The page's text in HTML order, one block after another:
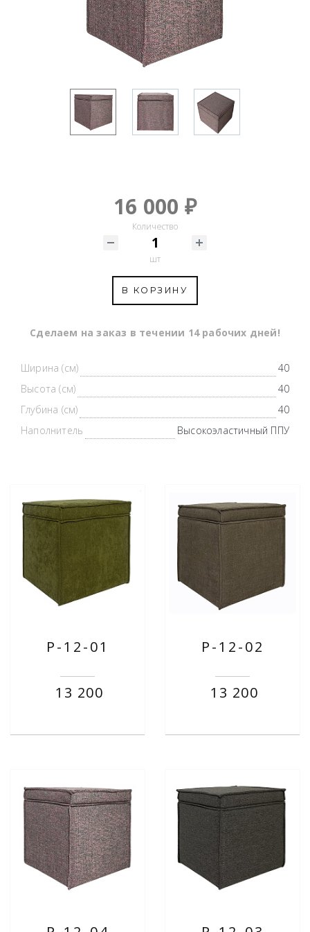
16 000 ₽
Количество
шт
В КОРЗИНУ
Cделаем на заказ в течении 14 рабочих дней!
Ширина (см)
40
Высота (см)
40
Глубина (см)
40
Наполнитель
Высокоэластичный ППУ
P-12-01
13 200
P-12-02
13 200